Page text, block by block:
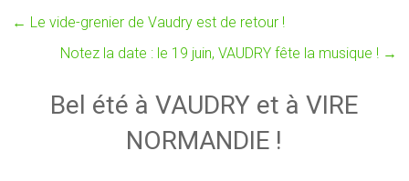
← Le vide-grenier de Vaudry est de retour !
Notez la date : le 19 juin, VAUDRY fête la musique ! →
Bel été à VAUDRY et à VIRE
NORMANDIE !